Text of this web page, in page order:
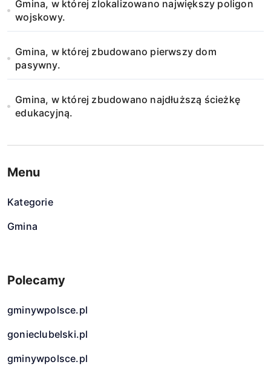
Gmina, w której zlokalizowano największy poligon
wojskowy.
Gmina, w której zbudowano pierwszy dom
pasywny.
Gmina, w której zbudowano najdłuższą ścieżkę
edukacyjną.
Menu
Kategorie
Gmina
Polecamy
gminywpolsce.pl
gonieclubelski.pl
gminywpolsce.pl